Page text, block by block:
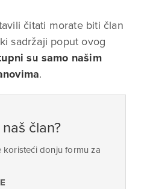
čitati morate biti član
sadržaji poput ovog
su samo našim
.
član?
koristeći donju formu za